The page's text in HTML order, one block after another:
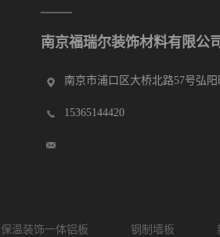
南京福瑞尔装饰材料有限公
南京市浦口区大桥北路57号弘
15365144420
保温装饰一体铝板 钢制墙板